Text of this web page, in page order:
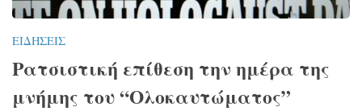
ΕΙΔΉΣΕΙΣ
Ρατσιστική επίθεση την ημέρα της
μνήμης του “Ολοκαυτώματος”